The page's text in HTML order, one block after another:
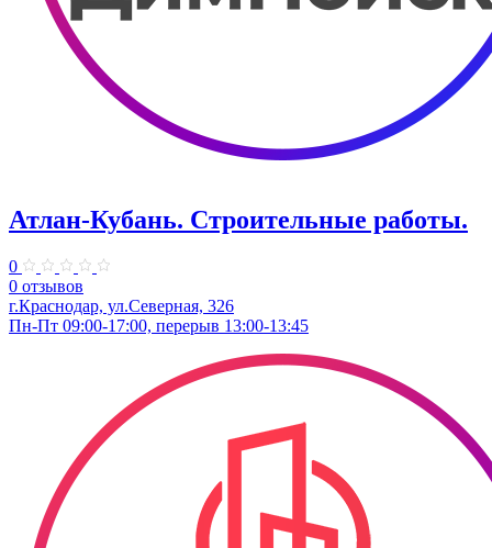
Атлан-Кубань. Строительные работы.
0
0 отзывов
г.Краснодар, ул.Северная, 326
Пн-Пт 09:00-17:00, перерыв 13:00-13:45